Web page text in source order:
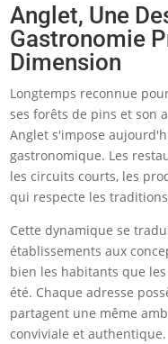
Anglet, Une
Gastronomie
Dimension
Longtemps reconnue
ses forêts de pins et son
Anglet s'impose
gastronomique. Les
les circuits courts, les
qui respecte les
Cette dynamique se
établissements aux
bien les habitants que
été. Chaque adresse
partagent une même
conviviale et authentique.